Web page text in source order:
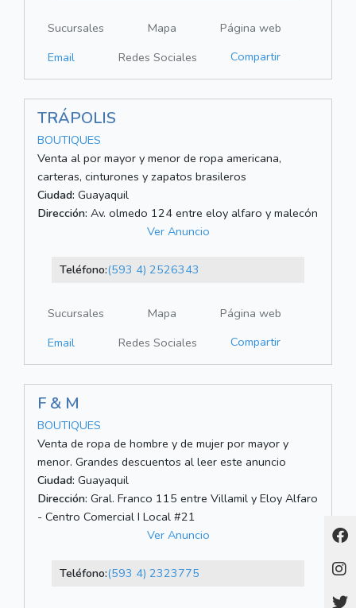
Sucursales Mapa
Página web
Email
Redes Sociales Compartir
TRÁPOLIS
BOUTIQUES
Venta al por mayor y menor de ropa americana,
carteras, cinturones y zapatos brasileros
Ciudad: Guayaquil
Dirección: Av. olmedo 124 entre eloy alfaro y malecón
Ver Anuncio
Teléfono:(593 4) 2526343
Sucursales Mapa
Página web
Email
Redes Sociales Compartir
F & M
BOUTIQUES
Venta de ropa de hombre y de mujer por mayor y
menor. Grandes descuentos al leer este anuncio
Ciudad: Guayaquil
Dirección: Gral. Franco 115 entre Villamil y Eloy Alfaro
- Centro Comercial I Local #21
Ver Anuncio
Teléfono:(593 4) 2323775